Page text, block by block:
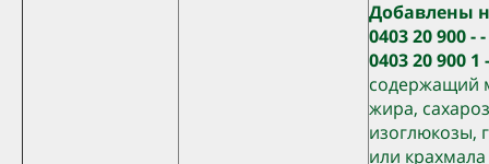
Добавлены
0403 20 900 - -
0403 20 900 1
содержащий
жира,
изоглюкозы,
или